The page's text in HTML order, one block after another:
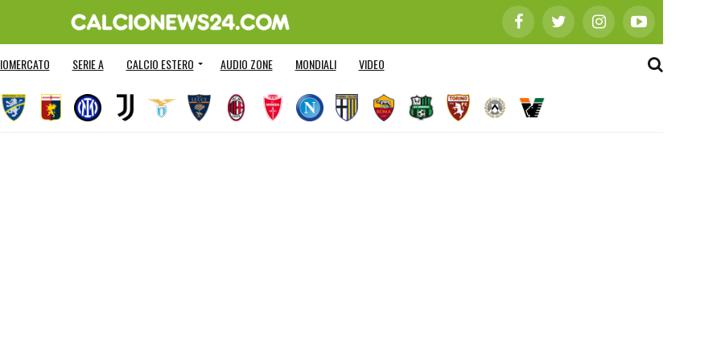
SERIE A CALCIO ESTERO AUDIO ZONE MONDIALI VIDEO